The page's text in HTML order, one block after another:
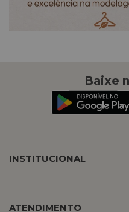
Baixe
INSTITUCIONAL
ATENDIMENTO